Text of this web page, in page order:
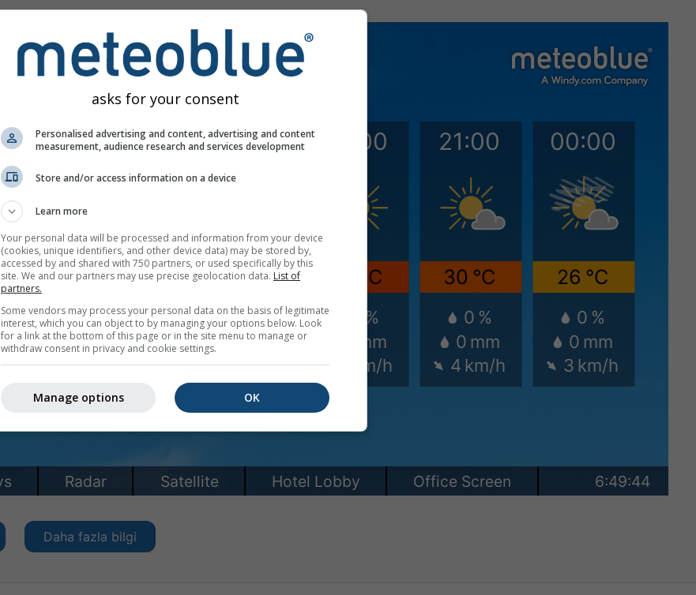
Daha fazla bilgi
asks for your consent
Personalised advertising and content, advertising and content
measurement, audience research and services development
Store and/or access information on a device
Learn more
Your personal data will be processed and information from your device
(cookies, unique identifiers, and other device data) may be stored by,
accessed by and shared with 750 partners, or used specifically by this
site. We and our partners may use precise geolocation data. List of
partners.
Some vendors may process your personal data on the basis of legitimate
interest, which you can object to by managing your options below. Look
for a link at the bottom of this page or in the site menu to manage or
withdraw consent in privacy and cookie settings.
OK
Manage options